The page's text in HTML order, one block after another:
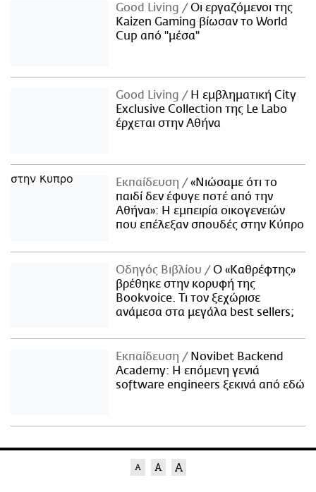
Good Living
Οι εργαζόμενοι της
Kaizen Gaming βίωσαν το World
Cup από "μέσα"
Good Living
Η εμβληματική City
Exclusive Collection της Le Labo
έρχεται στην Αθήνα
Εκπαίδευση
«Νιώσαμε ότι το
παιδί δεν έφυγε ποτέ από την
Αθήνα»: Η εμπειρία οικογενειών
που επέλεξαν σπουδές στην Κύπρο
Οδηγός Βιβλίου
Ο «Καθρέφτης»
βρέθηκε στην κορυφή της
Bookvoice. Τι τον ξεχώρισε
ανάμεσα στα μεγάλα best sellers;
Εκπαίδευση
Novibet Backend
Academy: Η επόμενη γενιά
software engineers ξεκινά από εδώ